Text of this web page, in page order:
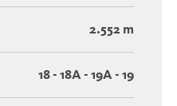
2.552 m
18 - 18A - 19A - 19